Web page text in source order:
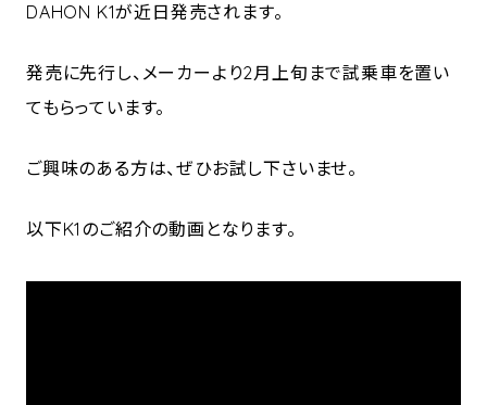
DAHON K1が近日発売されます。
発売に先行し、メーカーより2月上旬まで試乗車を置い
てもらっています。
ご興味のある方は、ぜひお試し下さいませ。
以下K1のご紹介の動画となります。